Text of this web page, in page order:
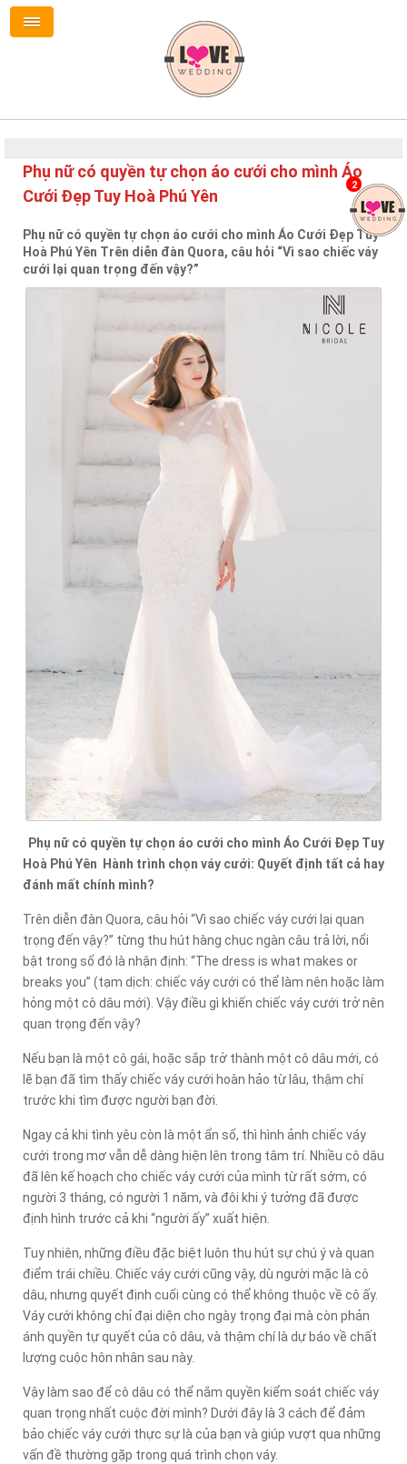
Phụ nữ có quyền tự chọn áo cưới cho mình Áo
Cưới Đẹp Tuy Hoà Phú Yên
Phụ nữ có quyền tự chọn áo cưới cho mình Áo Cưới Đẹp Tuy
Hoà Phú Yên Trên diễn đàn Quora, câu hỏi “Vì sao chiếc váy
cưới lại quan trọng đến vậy?”
Phụ nữ có quyền tự chọn áo cưới cho mình Áo Cưới Đẹp Tuy
Hoà Phú Yên Hành trình chọn váy cưới: Quyết định tất cả hay
đánh mất chính mình?
Trên diễn đàn Quora, câu hỏi “Vì sao chiếc váy cưới lại quan
trọng đến vậy?” từng thu hút hàng chục ngàn câu trả lời, nổi
bật trong số đó là nhận định: “The dress is what makes or
breaks you” (tạm dịch: chiếc váy cưới có thể làm nên hoặc làm
hỏng một cô dâu mới). Vậy điều gì khiến chiếc váy cưới trở nên
quan trọng đến vậy?
Nếu bạn là một cô gái, hoặc sắp trở thành một cô dâu mới, có
lẽ bạn đã tìm thấy chiếc váy cưới hoàn hảo từ lâu, thậm chí
trước khi tìm được người bạn đời.
Ngay cả khi tình yêu còn là một ẩn số, thì hình ảnh chiếc váy
cưới trong mơ vẫn dễ dàng hiện lên trong tâm trí. Nhiều cô dâu
đã lên kế hoạch cho chiếc váy cưới của mình từ rất sớm, có
người 3 tháng, có người 1 năm, và đôi khi ý tưởng đã được
định hình trước cả khi “người ấy” xuất hiện.
Tuy nhiên, những điều đặc biệt luôn thu hút sự chú ý và quan
điểm trái chiều. Chiếc váy cưới cũng vậy, dù người mặc là cô
dâu, nhưng quyết định cuối cùng có thể không thuộc về cô ấy.
Váy cưới không chỉ đại diện cho ngày trọng đại mà còn phản
ánh quyền tự quyết của cô dâu, và thậm chí là dự báo về chất
lượng cuộc hôn nhân sau này.
Vậy làm sao để cô dâu có thể nắm quyền kiểm soát chiếc váy
quan trọng nhất cuộc đời mình? Dưới đây là 3 cách để đảm
bảo chiếc váy cưới thực sự là của bạn và giúp vượt qua những
vấn đề thường gặp trong quá trình chọn váy.
2